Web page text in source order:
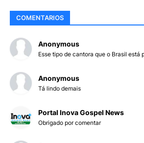
COMENTARIOS
Anonymous
Esse tipo de cantora que o Brasil está
Anonymous
Tá lindo demais
Portal Inova Gospel News
Obrigado por comentar